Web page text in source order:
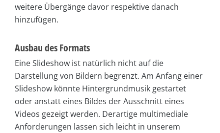
weitere Übergänge davor respektive danach
hinzufügen.
Ausbau des Formats
Eine Slideshow ist natürlich nicht auf die
Darstellung von Bildern begrenzt. Am Anfang einer
Slideshow könnte Hintergrundmusik gestartet
oder anstatt eines Bildes der Ausschnitt eines
Videos gezeigt werden. Derartige multimediale
Anforderungen lassen sich leicht in unserem